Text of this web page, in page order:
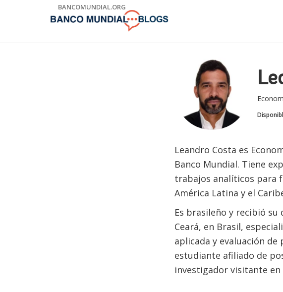
BANCOMUNDIAL.ORG
Leandro Costa es
Banco Mundial. Tiene
trabajos analíticos para
América Latina y el
Es brasileño y recibió su
Ceará, en Brasil,
aplicada y evaluación
estudiante afiliado de
investigador visitante